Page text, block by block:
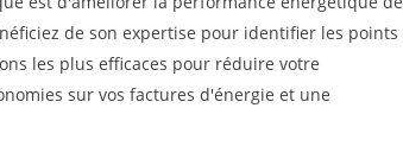
de son expertise pour identifier les points
les plus efficaces pour réduire votre
sur vos factures d'énergie et une